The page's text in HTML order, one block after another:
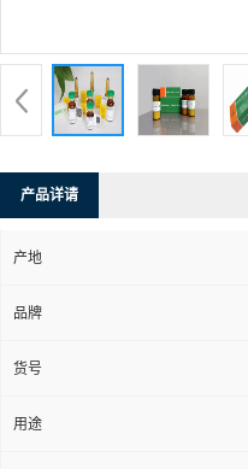
产品详请
产地
品牌
货号
用途